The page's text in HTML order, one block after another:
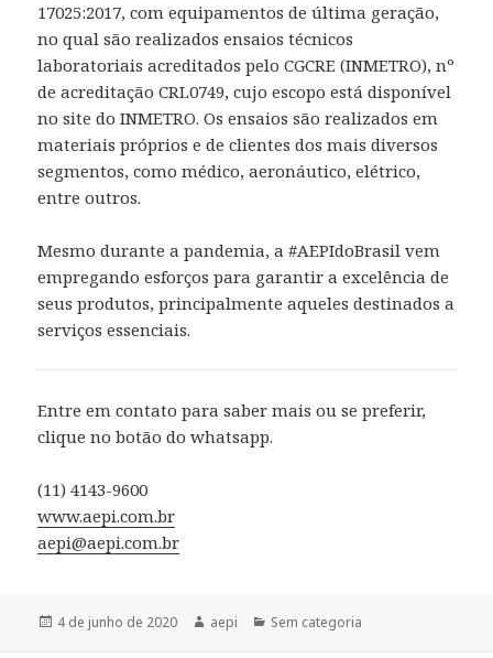
17025:2017, com equipamentos de última geração,
no qual são realizados ensaios técnicos
laboratoriais acreditados pelo CGCRE (INMETRO), nº
de acreditação CRL0749, cujo escopo está disponível
no site do INMETRO. Os ensaios são realizados em
materiais próprios e de clientes dos mais diversos
segmentos, como médico, aeronáutico, elétrico,
entre outros.
Mesmo durante a pandemia, a #AEPIdoBrasil vem
empregando esforços para garantir a excelência de
seus produtos, principalmente aqueles destinados a
serviços essenciais.
Entre em contato para saber mais ou se preferir,
clique no botão do whatsapp.
(11) 4143-9600
www.aepi.com.br
aepi@aepi.com.br
Publicado
4 de junho de 2020 Autor
aepi Categorias
Sem categoria